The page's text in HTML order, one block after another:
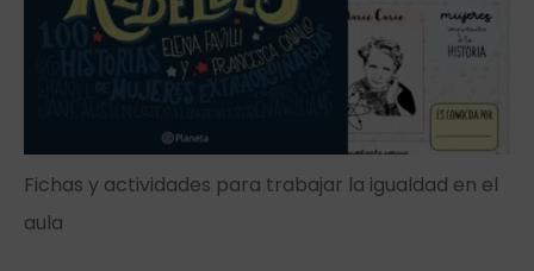
Fichas y actividades para trabajar la igualdad en el
aula